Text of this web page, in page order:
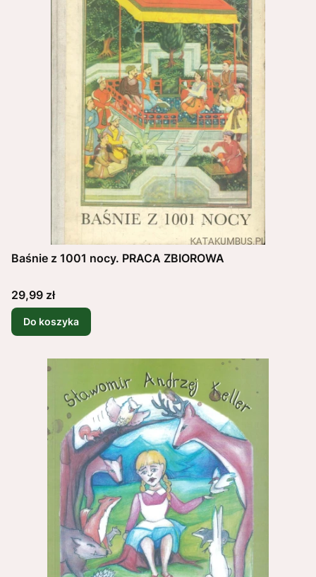
Baśnie z 1001 nocy. PRACA ZBIOROWA
Cena
29,99 zł
Do koszyka